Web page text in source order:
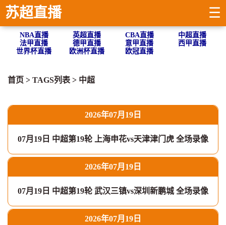
苏超直播 ☰
NBA直播 英超直播 CBA直播
中超直播
法甲直播
德甲直播 意甲直播
西甲直播
世界杯直播
欧洲杯直播 欧冠直播
首页 > TAGS列表 > 中超
2026年07月19日
07月19日 中超第19轮 上海申花vs天津津门虎 全场录像
2026年07月19日
07月19日 中超第19轮 武汉三镇vs深圳新鹏城 全场录像
2026年07月19日